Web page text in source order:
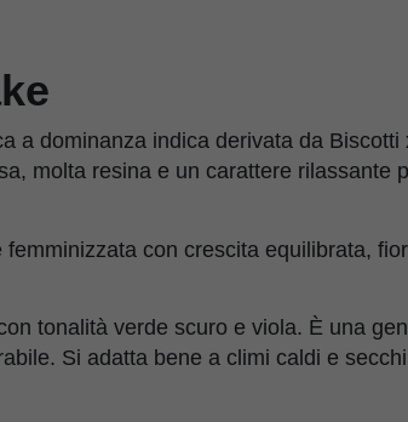
a dominanza indica derivata da Biscotti
molta resina e un carattere rilassante
con crescita equilibrata,
tonalità verde scuro e viola. È una
Si adatta bene a climi caldi e